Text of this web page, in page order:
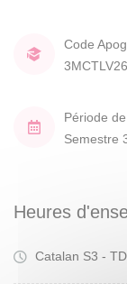
Code
3MCTLV26
Période
Semestre
Heures
Catalan S3 - TD